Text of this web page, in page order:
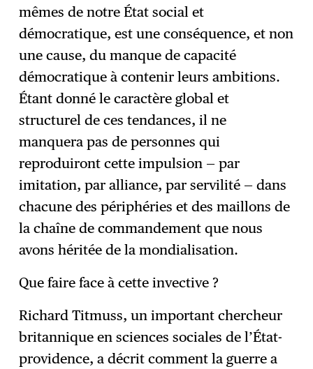
mêmes de notre État social et
démocratique, est une conséquence, et non
une cause, du manque de capacité
démocratique à contenir leurs ambitions.
Étant donné le caractère global et
structurel de ces tendances, il ne
manquera pas de personnes qui
reproduiront cette impulsion — par
imitation, par alliance, par servilité — dans
chacune des périphéries et des maillons de
la chaîne de commandement que nous
avons héritée de la mondialisation.
Que faire face à cette invective ?
Richard Titmuss, un important chercheur
britannique en sciences sociales de l’État-
providence, a décrit comment la guerre a